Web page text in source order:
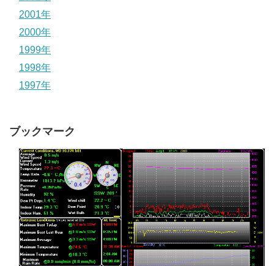
2001年
2000年
1999年
1998年
1997年
ブックマーク